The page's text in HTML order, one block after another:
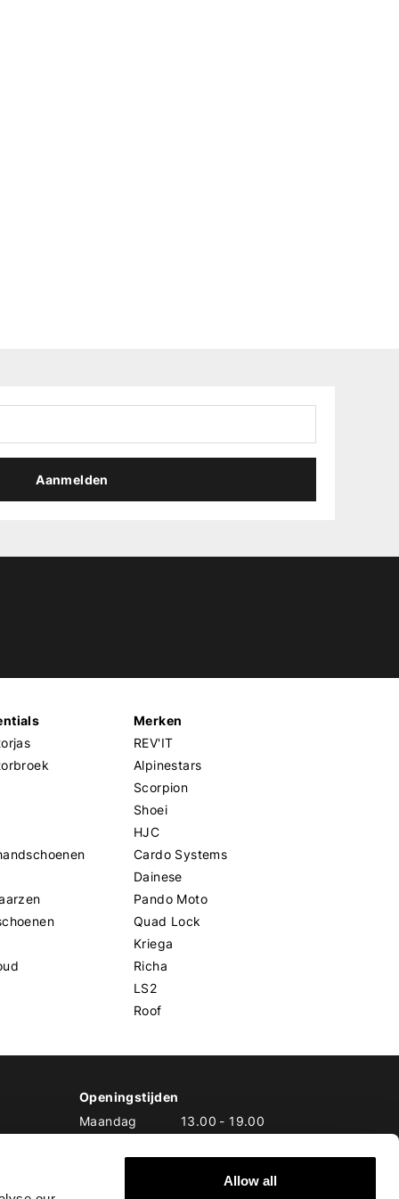
Allow all
Aanmelden
Merken
REV'IT
Alpinestars
Scorpion
Shoei
HJC
Cardo Systems
Dainese
Pando Moto
Quad Lock
Kriega
Richa
LS2
Roof
Openingstijden
Maandag
13.00 - 19.00
Woensdag
10.00-19.00
-20.00